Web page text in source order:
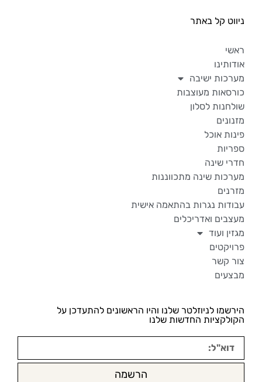
ניווט קל באתר
ראשי
אודותינו
מערכות ישיבה
כורסאות מעוצבות
שולחנות לסלון
מזנונים
פינות אוכל
ספריות
חדרי שינה
מערכות שינה מתכווננות
מזרנים
עבודות נגרות בהתאמה אישית
מעצבים ואדריכלים
מגזין ועוד
פרויקטים
צור קשר
מבצעים
הירשמו לניוזלטר שלנו והיו הראשונים להתעדכן על
הקולקציות החדשות שלנו
הרשמה